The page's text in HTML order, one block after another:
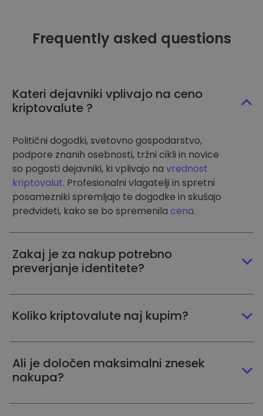
Frequently asked questions
Kateri dejavniki vplivajo na ceno
kriptovalute ?
Politični dogodki, svetovno gospodarstvo,
podpore znanih osebnosti, tržni cikli in novice
so pogosti dejavniki, ki vplivajo na vrednost
kriptovalut. Profesionalni vlagatelji in spretni
posamezniki spremljajo te dogodke in skušajo
predvideti, kako se bo spremenila cena.
Zakaj je za nakup potrebno
preverjanje identitete?
Koliko kriptovalute naj kupim?
Ali je določen maksimalni znesek
nakupa?